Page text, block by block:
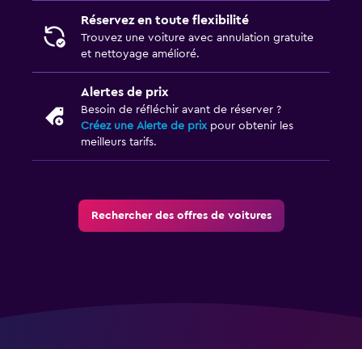
Réservez en toute flexibilité
Trouvez une voiture avec annulation gratuite
et nettoyage amélioré.
Alertes de prix
Besoin de réfléchir avant de réserver ?
Créez une Alerte de prixpour obtenir les
meilleurs tarifs.
Rechercher des offres de voitures